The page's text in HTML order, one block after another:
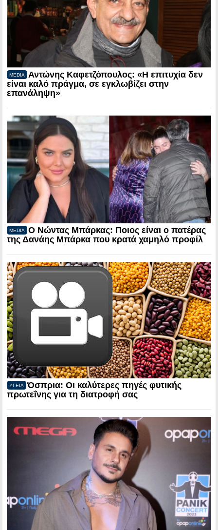
MEDIA
Αντώνης Καφετζόπουλος: «Η επιτυχία δεν
είναι καλό πράγμα, σε εγκλωβίζει στην
επανάληψη»
MEDIA
Ο Νώντας Μπάρκας: Ποιος είναι ο πατέρας
της Δανάης Μπάρκα που κρατά χαμηλό προφίλ
ΥΓΕΙΑ
Όσπρια: Οι καλύτερες πηγές φυτικής
πρωτεΐνης για τη διατροφή σας